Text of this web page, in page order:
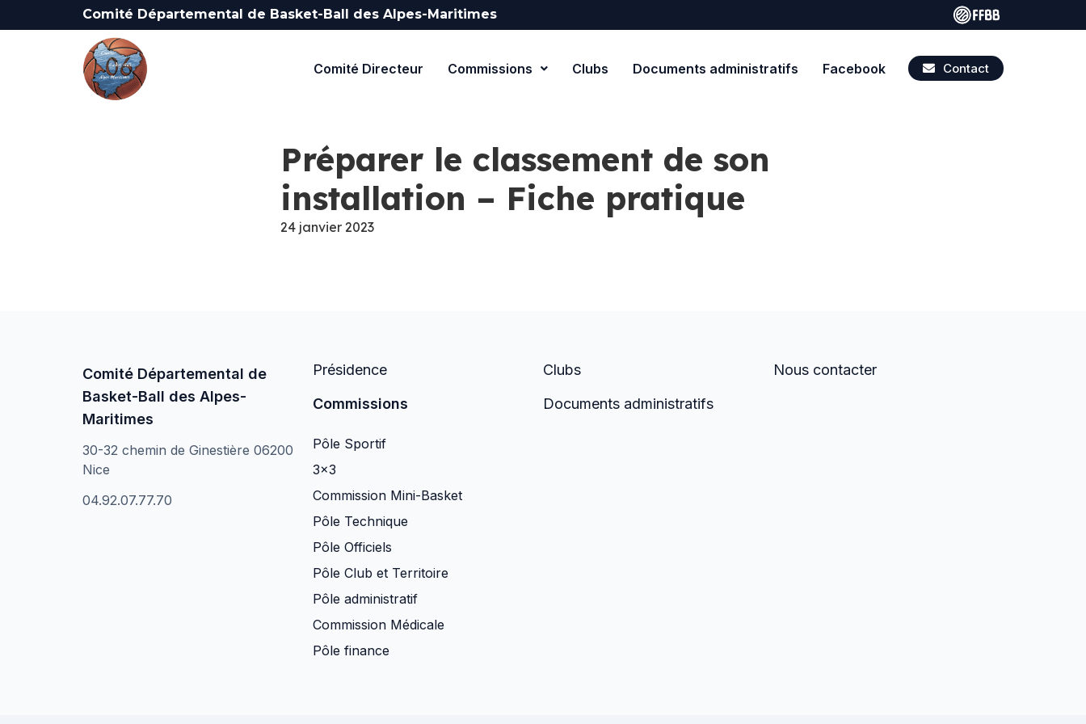
Comité Départemental de Basket-Ball des Alpes-Maritimes
Comité Directeur Commissions Clubs Documents administratifs Facebook Contact
Préparer le classement de son
installation – Fiche pratique
24 janvier 2023
Comité Départemental de
Basket-Ball des Alpes-
Maritimes
30-32 chemin de Ginestière 06200
Nice
04.92.07.77.70
Présidence
Commissions
Pôle Sportif
3×3
Commission Mini-Basket
Pôle Technique
Pôle Officiels
Pôle Club et Territoire
Pôle administratif
Commission Médicale
Pôle finance
Clubs
Documents administratifs
Nous contacter